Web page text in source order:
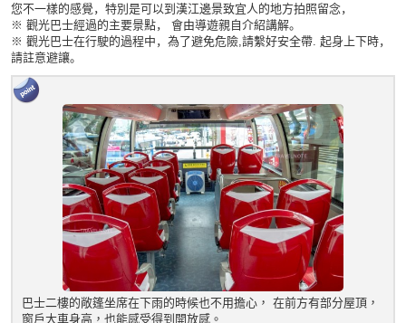
您不一樣的感覺，特別是可以到漢江邊景致宜人的地方拍照留念，
※ 觀光巴士經過的主要景點， 會由導遊親自介紹講解。
※ 觀光巴士在行駛的過程中， 為了避免危險,請繫好安全帶. 起身上下時，
請註意避讓。
巴士二樓的敞篷坐席在下雨的時候也不用擔心， 在前方有部分屋頂，
窗戶大車身高，也能感受得到開放感。